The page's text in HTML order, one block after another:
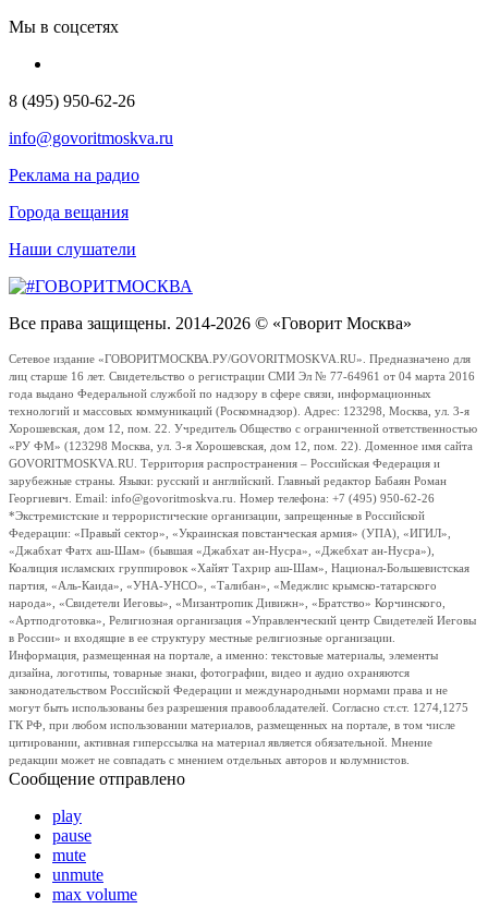
Мы в соцсетях
8 (495) 950-62-26
info@govoritmoskva.ru
Реклама на радио
Города вещания
Наши слушатели
Все права защищены. 2014-2026 © «Говорит Москва»
Сетевое издание «ГОВОРИТМОСКВА.РУ/GOVORITMOSKVA.RU». Предназначено для
лиц старше 16 лет. Свидетельство о регистрации СМИ Эл № 77-64961 от 04 марта 2016
года выдано Федеральной службой по надзору в сфере связи, информационных
технологий и массовых коммуникаций (Роскомнадзор). Адрес: 123298, Москва, ул. 3-я
Хорошевская, дом 12, пом. 22. Учредитель Общество с ограниченной ответственностью
«РУ ФМ» (123298 Москва, ул. 3-я Хорошевская, дом 12, пом. 22). Доменное имя сайта
GOVORITMOSKVA.RU. Территория распространения – Российская Федерация и
зарубежные страны. Языки: русский и английский. Главный редактор Бабаян Роман
Георгиевич. Email: info@govoritmoskva.ru. Номер телефона: +7 (495) 950-62-26
*Экстремистские и террористические организации, запрещенные в Российской
Федерации: «Правый сектор», «Украинская повстанческая армия» (УПА), «ИГИЛ»,
«Джабхат Фатх аш-Шам» (бывшая «Джабхат ан-Нусра», «Джебхат ан-Нусра»),
Коалиция исламских группировок «Хайят Тахрир аш-Шам», Национал-Большевистская
партия, «Аль-Каида», «УНА-УНСО», «Талибан», «Меджлис крымско-татарского
народа», «Свидетели Иеговы», «Мизантропик Дивижн», «Братство» Корчинского,
«Артподготовка», Религиозная организация «Управленческий центр Свидетелей Иеговы
в России» и входящие в ее структуру местные религиозные организации.
Информация, размещенная на портале, а именно: текстовые материалы, элементы
дизайна, логотипы, товарные знаки, фотографии, видео и аудио охраняются
законодательством Российской Федерации и международными нормами права и не
могут быть использованы без разрешения правообладателей. Согласно ст.ст. 1274,1275
ГК РФ, при любом использовании материалов, размещенных на портале, в том числе
цитировании, активная гиперссылка на материал является обязательной. Мнение
редакции может не совпадать с мнением отдельных авторов и колумнистов.
Сообщение отправлено
play
pause
mute
unmute
max volume